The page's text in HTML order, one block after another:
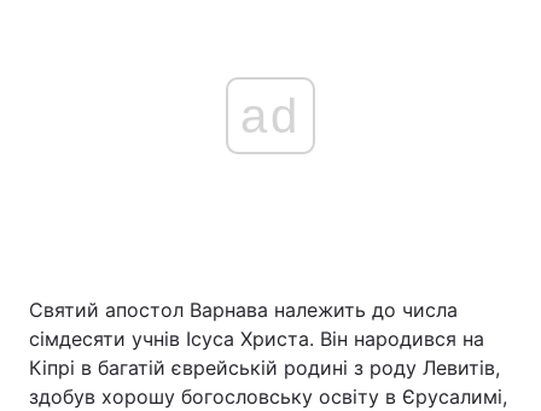
ad
Святий апостол Варнава належить до числа
сімдесяти учнів Ісуса Христа. Він народився на
Кіпрі в багатій єврейській родині з роду Левитів,
здобув хорошу богословську освіту в Єрусалимі,